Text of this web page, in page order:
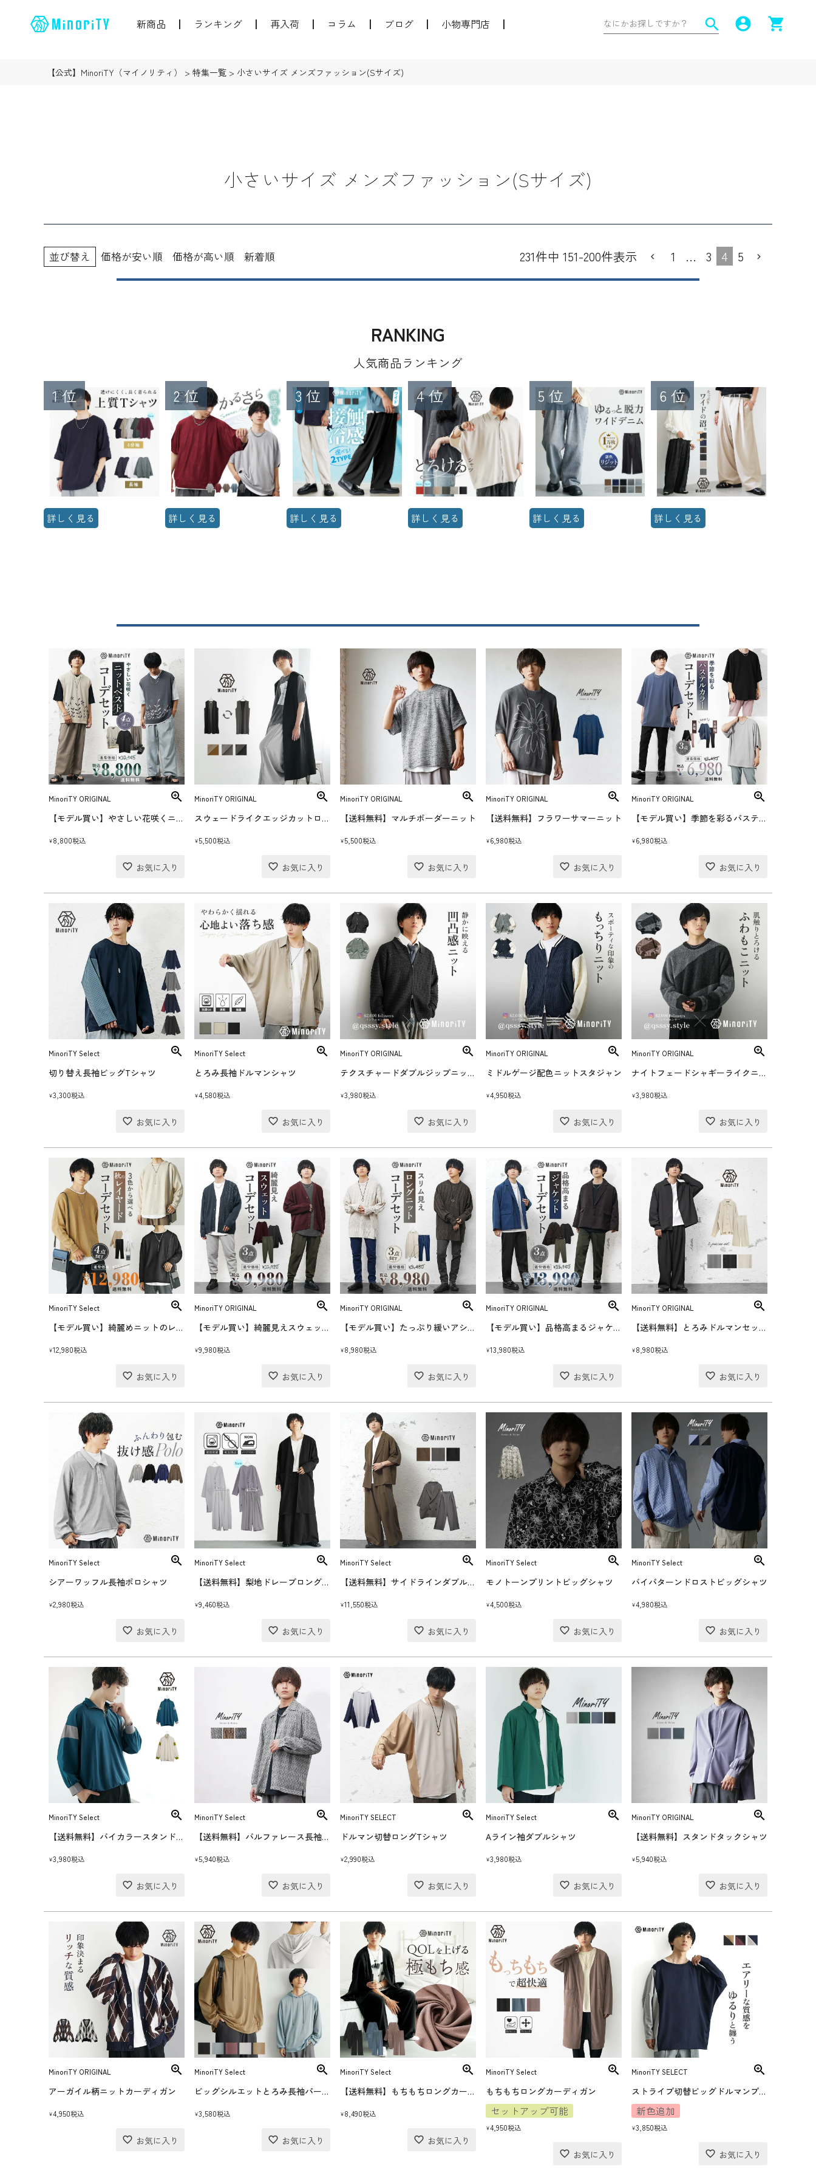
新商品 ランキング 再入荷 コラム ブログ 小物専門店 search account_circle shopping_cart
【公式】MinoriTY（マイノリティ） 特集一覧 小さいサイズ メンズファッション(Sサイズ)
小さいサイズ メンズファッション(Sサイズ)
並び替え 価格が安い順 価格が高い順 新着順 231件中 151-200件表示 1 … 3 4 5
RANKING
人気商品ランキング
詳しく見る 詳しく見る 詳しく見る 詳しく見る 詳しく見る 詳しく見る
MinoriTY ORIGINAL
【モデル買い】やさしい花咲くニットベストコーデセット(送料無料)
¥8,800税込
MinoriTY ORIGINAL
スウェードライクエッジカットロングベスト【送料無料】
¥5,500税込
MinoriTY ORIGINAL
【送料無料】マルチボーダーニット
¥5,500税込
MinoriTY ORIGINAL
【送料無料】フラワーサマーニット
¥6,980税込
MinoriTY ORIGINAL
【モデル買い】季節を彩るパステルカラーコーデセット(送料無料)
¥6,980税込
MinoriTY Select
切り替え長袖ビッグTシャツ
¥3,300税込
MinoriTY Select
とろみ長袖ドルマンシャツ
¥4,580税込
MinoriTY ORIGINAL
テクスチャードダブルジップニットポロ
¥3,980税込
MinoriTY ORIGINAL
ミドルゲージ配色ニットスタジャン
¥4,950税込
MinoriTY ORIGINAL
ナイトフェードシャギーライクニット
¥3,980税込
MinoriTY Select
【モデル買い】綺麗めニットのレイヤードコーデセット(送料無料)
¥12,980税込
MinoriTY ORIGINAL
【モデル買い】綺麗見えスウェットコーデセット(送料無料)
¥9,980税込
MinoriTY ORIGINAL
【モデル買い】たっぷり緩いアシメニットコーデセット(送料無料)
¥8,980税込
MinoriTY ORIGINAL
【モデル買い】品格高まるジャケットコーデセット(送料無料)
¥13,980税込
MinoriTY ORIGINAL
【送料無料】とろみドルマンセットアップ
¥8,980税込
MinoriTY Select
シアーワッフル長袖ポロシャツ
¥2,980税込
MinoriTY Select
【送料無料】梨地ドレープロングカーディガンセットアップ
¥9,460税込
MinoriTY Select
【送料無料】サイドラインダブルジャケットセットアップ
¥11,550税込
MinoriTY Select
モノトーンプリントビッグシャツ
¥4,500税込
MinoriTY Select
バイパターンドロストビッグシャツ
¥4,980税込
MinoriTY Select
【送料無料】バイカラースタンドハーフジップ
¥3,980税込
MinoriTY Select
【送料無料】バルファレース長袖シャツ
¥5,940税込
MinoriTY SELECT
ドルマン切替ロングTシャツ
¥2,990税込
MinoriTY Select
Aライン袖ダブルシャツ
¥3,980税込
MinoriTY ORIGINAL
【送料無料】スタンドタックシャツ
¥5,940税込
MinoriTY ORIGINAL
アーガイル柄ニットカーディガン
¥4,950税込
MinoriTY Select
ビッグシルエットとろみ長袖パーカー
¥3,580税込
MinoriTY Select
【送料無料】もちもちロングカーディガンセットアップ
¥8,490税込
MinoriTY Select
もちもちロングカーディガン
セットアップ可能
¥4,950税込
MinoriTY SELECT
ストライプ切替ビッグドルマンプルオーバー
新色追加
¥3,850税込